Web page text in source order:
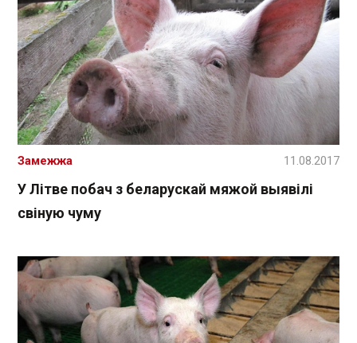
У Літве побач з беларускай мяжой выявілі
свіную чуму
Замежжа 11.08.2017